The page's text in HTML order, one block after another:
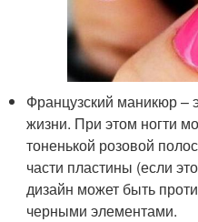
Французский маникюр –
жизни. При этом ногти
тоненькой розовой
части пластины (если
дизайн может быть
черными элементами.